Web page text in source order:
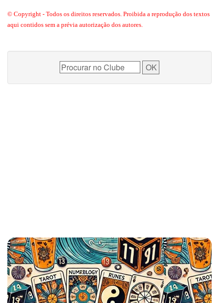
© Copyright - Todos os direitos reservados. Proibida a reprodução dos textos
aqui contidos sem a prévia autorização dos autores.